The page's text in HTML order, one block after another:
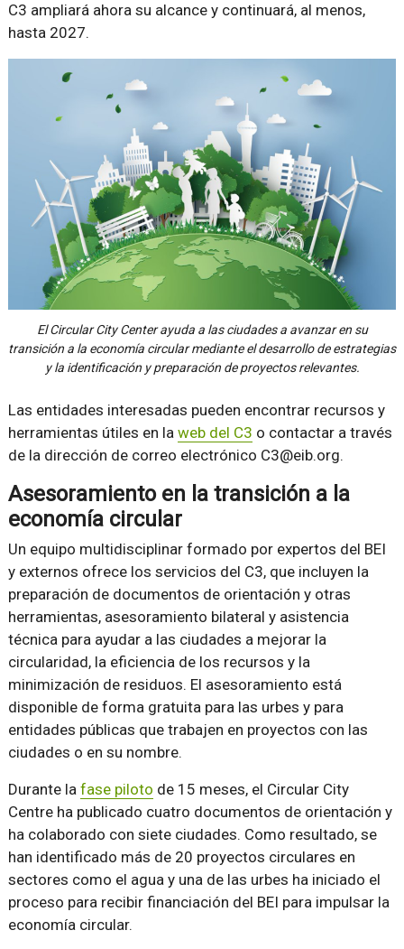
C3 ampliará ahora su alcance y continuará, al menos,
hasta 2027.
El Circular City Center ayuda a las ciudades a avanzar en su
transición a la economía circular mediante el desarrollo de estrategias
y la identificación y preparación de proyectos relevantes.
Las entidades interesadas pueden encontrar recursos y
herramientas útiles en la web del C3 o contactar a través
de la dirección de correo electrónico C3@eib.org.
Asesoramiento en la transición a la
economía circular
Un equipo multidisciplinar formado por expertos del BEI
y externos ofrece los servicios del C3, que incluyen la
preparación de documentos de orientación y otras
herramientas, asesoramiento bilateral y asistencia
técnica para ayudar a las ciudades a mejorar la
circularidad, la eficiencia de los recursos y la
minimización de residuos. El asesoramiento está
disponible de forma gratuita para las urbes y para
entidades públicas que trabajen en proyectos con las
ciudades o en su nombre.
Durante la fase piloto de 15 meses, el Circular City
Centre ha publicado cuatro documentos de orientación y
ha colaborado con siete ciudades. Como resultado, se
han identificado más de 20 proyectos circulares en
sectores como el agua y una de las urbes ha iniciado el
proceso para recibir financiación del BEI para impulsar la
economía circular.